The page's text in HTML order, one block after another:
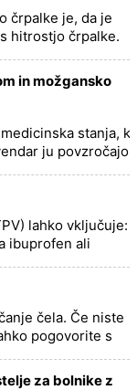
črpalke je, da je
hitrostjo črpalke.
in možgansko
stanja, ki
ju povzročajo
lahko vključuje:
ibuprofen ali
čela. Če niste
pogovorite s
za bolnike z